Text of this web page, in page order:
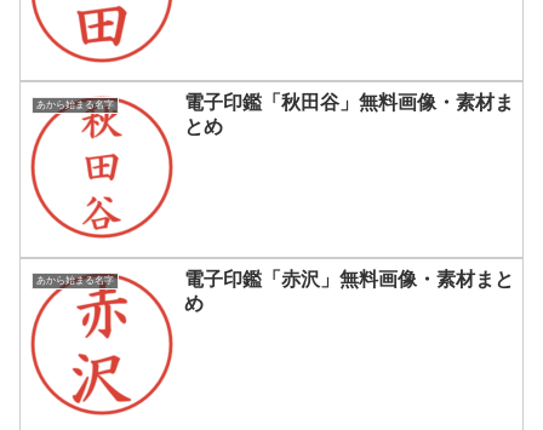
あから始まる名字
電子印鑑「秋田谷」無料画像・素材ま
とめ
あから始まる名字
電子印鑑「赤沢」無料画像・素材まと
め